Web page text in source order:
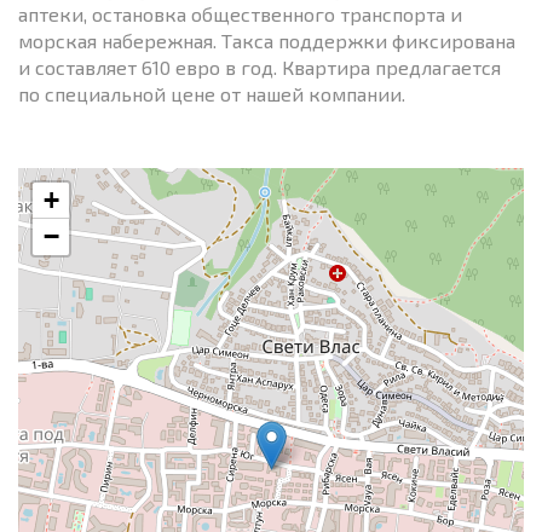
аптеки, остановка общественного транспорта и
морская набережная. Такса поддержки фиксирована
и составляет 610 евро в год. Квартира предлагается
по специальной цене от нашей компании.
+
−